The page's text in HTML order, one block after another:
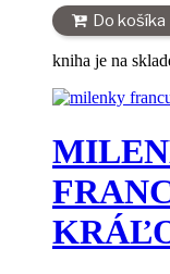
Do košíka
kniha je na